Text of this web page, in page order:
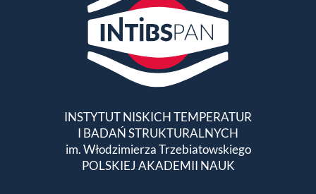
INSTYTUT NISKICH TEMPERATUR
I BADAŃ STRUKTURALNYCH
im. Włodzimierza Trzebiatowskiego
POLSKIEJ AKADEMII NAUK